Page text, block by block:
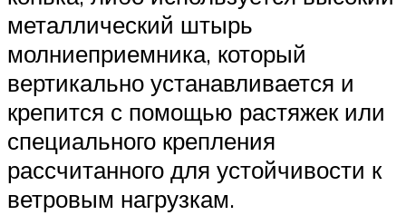
металлический штырь
молниеприемника, который
вертикально устанавливается и
крепится с помощью растяжек или
специального крепления
рассчитанного для устойчивости к
ветровым нагрузкам.